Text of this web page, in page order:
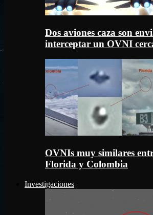
Dos aviones caza son
interceptar un OVNI
OVNIs muy similares
Florida y Colombia
Investigaciones